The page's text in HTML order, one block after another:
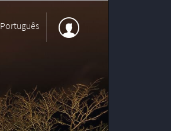
Português